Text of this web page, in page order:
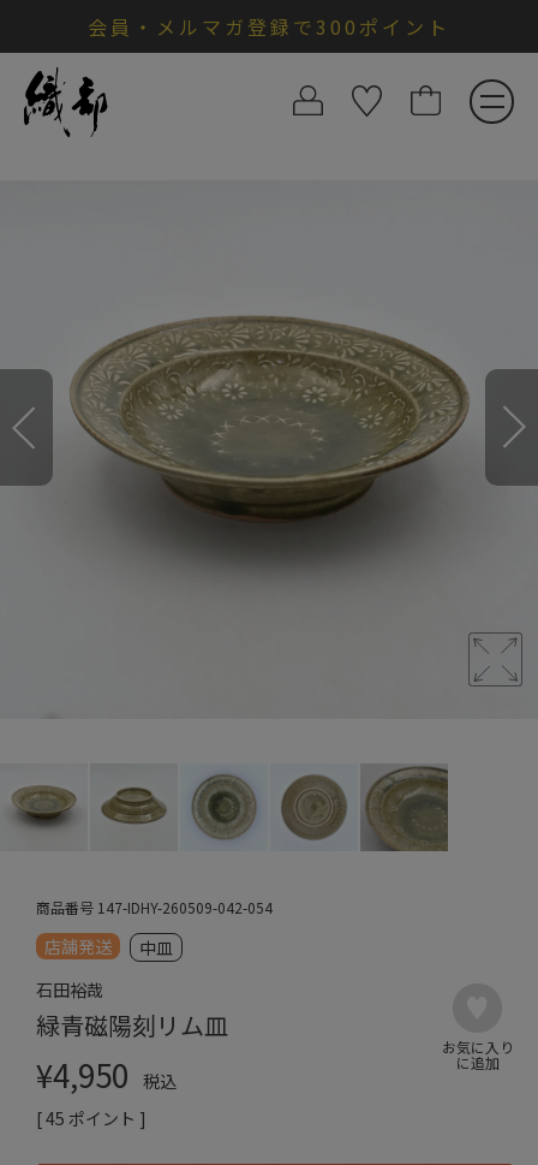
会員・メルマガ登録で300ポイント
商品番号 147-IDHY-260509-042-054
店舗発送
中皿
石田裕哉
緑青磁陽刻リム皿
¥4,950
税込
[45 ポイント ]